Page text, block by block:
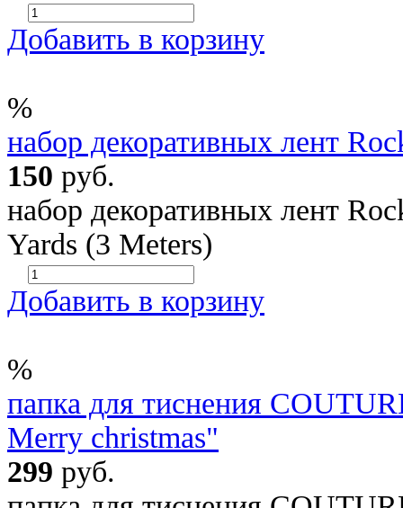
Добавить в корзину
%
набор декоративных лент
150 руб.
набор декоративных лент
Yards (3 Meters)
Добавить в корзину
%
папка для тиснения
Merry christmas"
299 руб.